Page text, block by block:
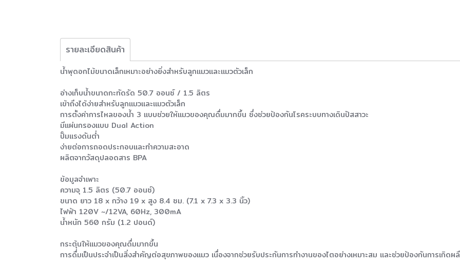
รายละเอียดสินค้า
น้ำพุดอกไม้ขนาดเล็กเหมาะอย่างยิ่งสำหรับลูกแมวและแมวตัวเล็ก
อ่างเก็บน้ำขนาดกะทัดรัด 50.7 ออนซ์ / 1.5 ลิตร
เข้าถึงได้ง่ายสำหรับลูกแมวและแมวตัวเล็ก
การตั้งค่าการไหลของน้ำ 3 แบบช่วยให้แมวของคุณดื่มมากขึ้น ซึ่งช่วยป้องกันโรคระบบทางเดินปัสสาวะ
มีแผ่นกรองแบบ Dual Action
ปั๊มแรงดันต่ำ
ง่ายต่อการถอดประกอบและทำความสะอาด
ผลิตจากวัสดุปลอดสาร BPA
ข้อมูลจำเพาะ
ความจุ 1.5 ลิตร (50.7 ออนซ์)
ขนาด ยาว 18 x กว้าง 19 x สูง 8.4 ซม. (7.1 x 7.3 x 3.3 นิ้ว)
ไฟฟ้า 120V ~/12VA, 60Hz, 300mA
น้ำหนัก 560 กรัม (1.2 ปอนด์)
กระตุ้นให้แมวของคุณดื่มมากขึ้น
การดื่มเป็นประจำเป็นสิ่งสำคัญต่อสุขภาพของแมว เนื่องจากช่วยรับประกันการทำงานของไตอย่างเหมาะสม และช่วยป้องกันการเกิดผ